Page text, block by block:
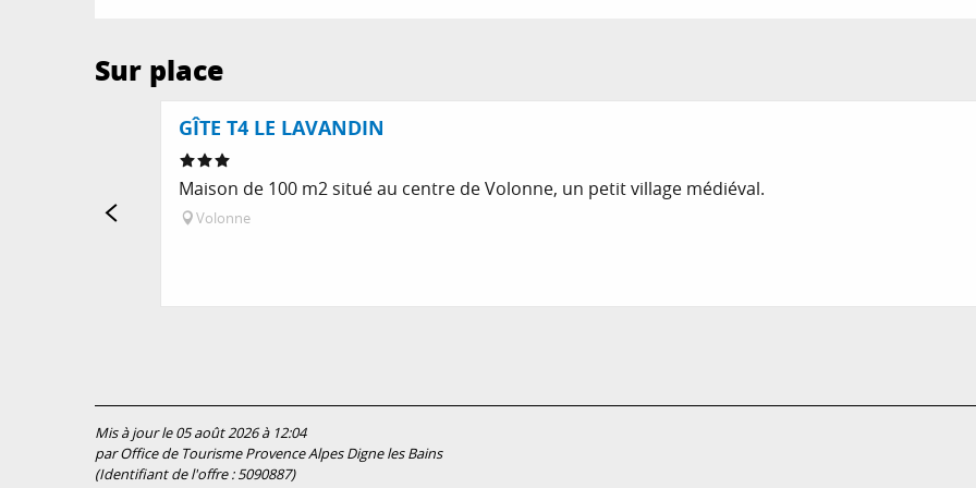
Sur place
GÎTE T4 LE LAVANDIN
Maison de 100 m2 situé au centre de Volonne, un petit village médiéval.
Volonne
Mis à jour le 05 août 2026 à 12:04
par Office de Tourisme Provence Alpes Digne les Bains
(Identifiant de l'offre :5090887)